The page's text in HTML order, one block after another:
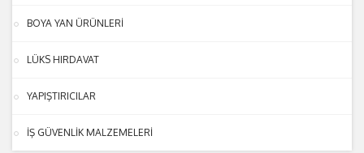
BOYA YAN ÜRÜNLERİ
LÜKS HIRDAVAT
YAPIŞTIRICILAR
İŞ GÜVENLİK MALZEMELERİ